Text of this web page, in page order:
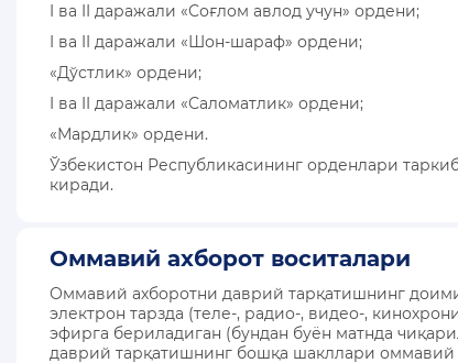
I ва II даражали «Соғлом авлод учун» ордени;
I ва II даражали «Шон-шараф» ордени;
«Дўстлик» ордени;
I ва II даражали «Саломатлик» ордени;
«Мардлик» ордени.
Ўзбекистон Республикасининг орденлари
киради.
Оммавий ахборот воситалари
Оммавий ахборотни даврий тарқатишнинг
электрон тарзда (теле-, радио-, видео-,
эфирга бериладиган (бундан буён матнда
даврий тарқатишнинг бошқа шакллари оммавий